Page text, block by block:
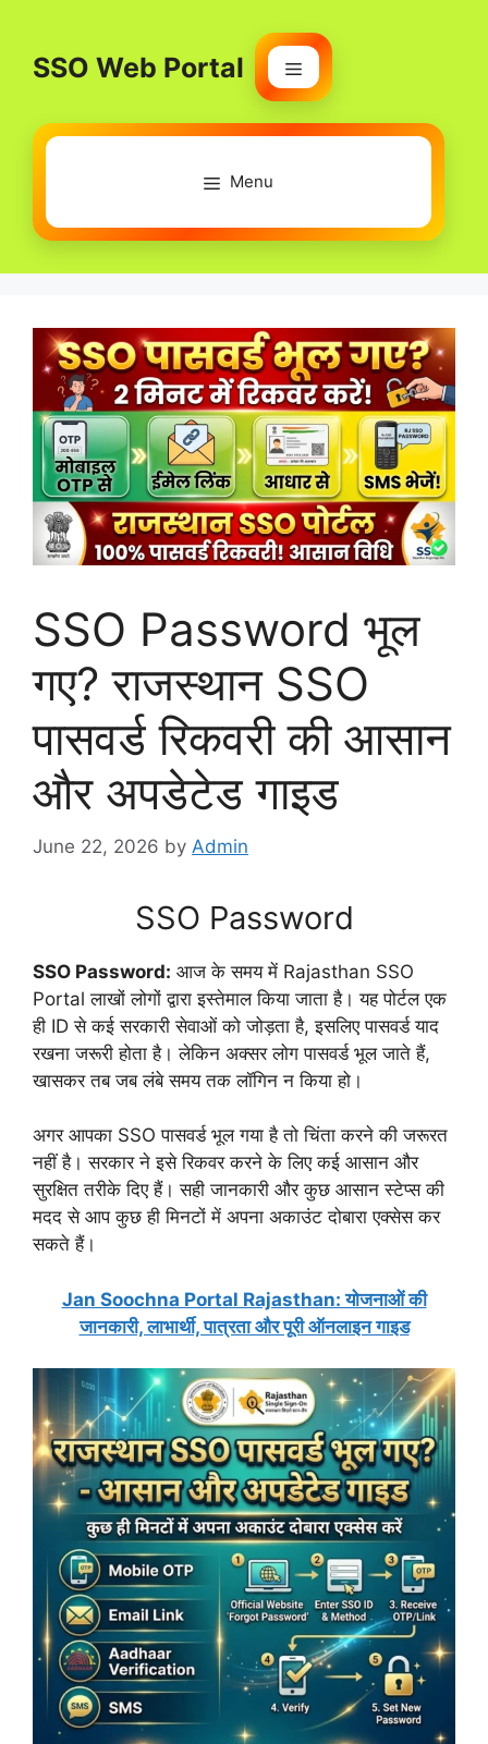
contentSSO Web Portal
Menu
Menu
SSO Password भूल
गए? राजस्थान SSO
पासवर्ड रिकवरी की आसान
और अपडेटेड गाइड
June 22, 2026 by Admin
SSO Password
SSO Password: आज के समय में Rajasthan SSO
Portal लाखों लोगों द्वारा इस्तेमाल किया जाता है। यह पोर्टल एक
ही ID से कई सरकारी सेवाओं को जोड़ता है, इसलिए पासवर्ड याद
रखना जरूरी होता है। लेकिन अक्सर लोग पासवर्ड भूल जाते हैं,
खासकर तब जब लंबे समय तक लॉगिन न किया हो।
अगर आपका SSO पासवर्ड भूल गया है तो चिंता करने की जरूरत
नहीं है। सरकार ने इसे रिकवर करने के लिए कई आसान और
सुरक्षित तरीके दिए हैं। सही जानकारी और कुछ आसान स्टेप्स की
मदद से आप कुछ ही मिनटों में अपना अकाउंट दोबारा एक्सेस कर
सकते हैं।
Jan Soochna Portal Rajasthan: योजनाओं की
जानकारी, लाभार्थी, पात्रता और पूरी ऑनलाइन गाइड